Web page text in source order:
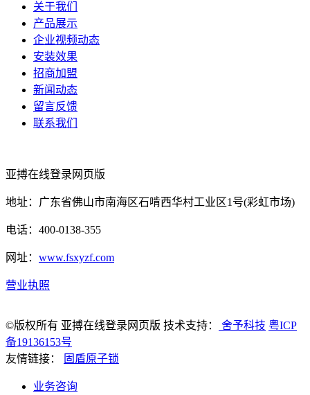
关于我们
产品展示
企业视频动态
安装效果
招商加盟
新闻动态
留言反馈
联系我们
亚搏在线登录网页版
地址：广东省佛山市南海区石啃西华村工业区1号(彩虹市场)
电话：400-0138-355
网址： www.fsxyzf.com
营业执照
©版权所有 亚搏在线登录网页版 技术支持： 舍予科技 粤ICP
备19136153号
友情链接：
固盾原子锁
业务咨询